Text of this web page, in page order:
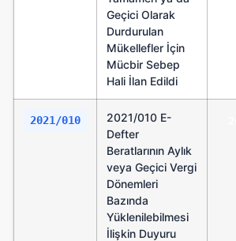
Geçici Olarak
Durdurulan
Mükellefler İçin
Mücbir Sebep
Hali İlan Edildi
2021/010
2021/010 E-
Defter
Beratlarının Aylık
veya Geçici Vergi
Dönemleri
Bazında
Yüklenilebilmesi
İlişkin Duyuru